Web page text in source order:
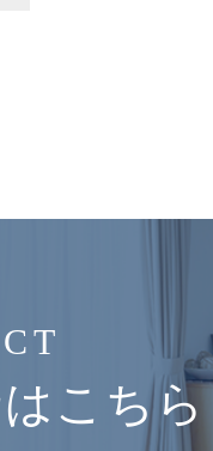
こちら